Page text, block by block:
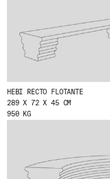
HEBI RECTO FLOTANTE
289 X 72 X 45 CM
950 KG
PROYECTOS
DISEÑADORES
CONTACTO
DESCARGAS
NEWSLETTER